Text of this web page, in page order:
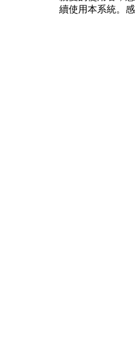
續使用本系統。感